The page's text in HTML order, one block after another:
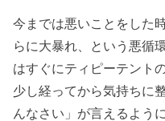
今までは悪いことをした
らに大暴れ、という悪循
はすぐにティピーテント
少し経ってから気持ちに
んなさい」が言えるよう